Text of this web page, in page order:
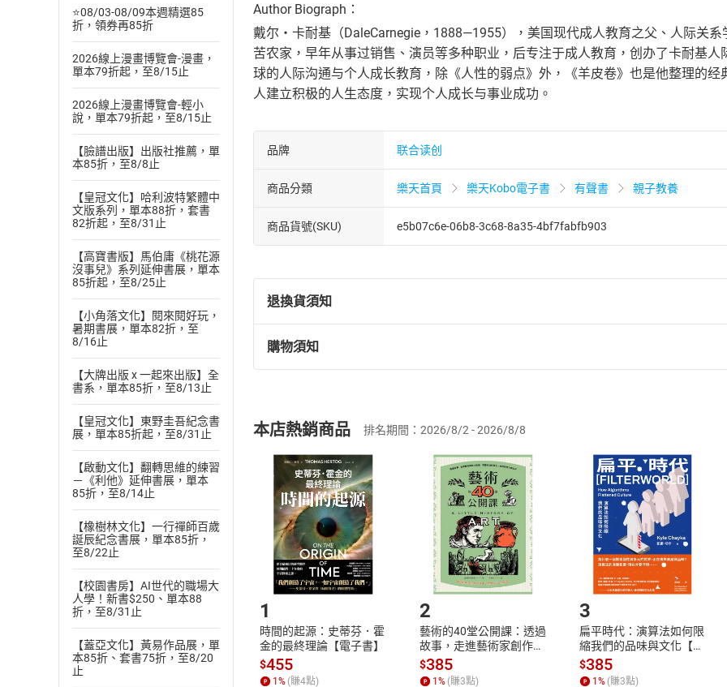
⭐08/03-08/09本週精選85
折，領券再85折
2026線上漫畫博覽會-漫畫，
單本79折起，至8/15止
2026線上漫畫博覽會-輕小
說，單本79折起，至8/15止
【臉譜出版】出版社推薦，單
本85折，至8/8止
【皇冠文化】哈利波特繁體中
文版系列，單本88折，套書
82折起，至8/31止
【高寶書版】馬伯庸《桃花源
沒事兒》系列延伸書展，單本
85折起，至8/25止
【小角落文化】閱來閱好玩，
暑期書展，單本82折，至
8/16止
【大牌出版 x 一起來出版】全
書系，單本85折，至8/13止
【皇冠文化】東野圭吾紀念書
展，單本85折起，至8/31止
【啟動文化】翻轉思維的練習
－《利他》延伸書展，單本
85折，至8/14止
【橡樹林文化】一行禪師百歲
誕辰紀念書展，單本85折，
至8/22止
【校園書房】AI世代的職場大
人學！新書$250、單本88
折，至8/31止
【蓋亞文化】黃易作品展，單
本85折、套書75折，至8/20
止
Author Biograph：
戴尔・卡耐基（DaleCarnegie，1888—1955），美国现代成人教育之父、人际关
苦农家，早年从事过销售、演员等多种职业，后专注于成人教育，创办了卡耐基
球的人际沟通与个人成长教育，除《人性的弱点》外，《羊皮卷》也是他整理的
人建立积极的人生态度，实现个人成长与事业成功。
品牌 联合读创
商品分類 樂天首頁 樂天Kobo電子書 有聲書 親子教養
商品貨號(SKU) e5b07c6e-06b8-3c68-8a35-4bf7fabfb903
退換貨須知
退換貨規定：
(一)依消費者保護法第19條第1項後段暨通訊交易解除權合理例外情事適用
(二)消費者訂購本店鋪之商品即代表知悉本店鋪所銷售之商品為電子書，
且已下載/存取電子書，不得請求退貨退款。
退貨方式：您欲取消訂單或辦理退貨時，請登入樂天市場，並於「我的訂單
貨」，本店鋪將依您的申請進行審核，待審核通過後將為您辦理退款事宜。
請注意，樂天市場須以整筆訂單為單位進行取消/退貨，恕無法以單支商品取
購物須知
挑選商品
Choose
放入購物車
Shopping cart
登入帳號
Login
購書後，如何開始使用？
Step1.選擇閱讀載具 Step2.登入
本店熱銷商品 排名期間：2026/8/2 - 2026/8/8
1
時間的起源：史蒂芬．霍
金的最終理論【電子書】
$455
1 % (賺4點)
2
藝術的40堂公開課：透過
故事，走進藝術家創作現
場，看藝術如何誕生、如
何形塑人類生活【電子
$385
1 % (賺3點)
3
扁平時代：演算法如何限
縮我們的品味與文化【電
子書】
$385
1 % (賺3點)